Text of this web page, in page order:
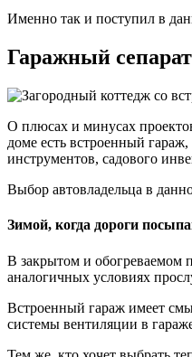
Именно так и поступил в
Гаражный
О плюсах и минусах
доме есть встроенный
инструментов, садового
Выбор автовладельца в
Зимой, когда дороги
В закрытом и обогреваемом
аналогичных условиях
Встроенный гараж имеет
системы вентиляции в